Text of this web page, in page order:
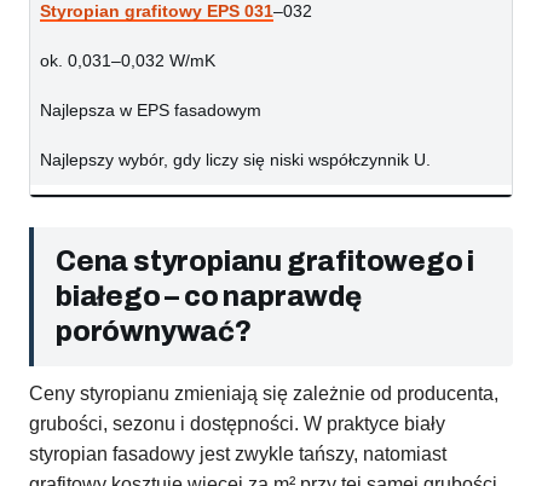
Styropian grafitowy EPS 031–032
ok. 0,031–0,032 W/mK
Najlepsza w EPS fasadowym
Najlepszy wybór, gdy liczy się niski współczynnik U.
Cena styropianu grafitowego i
białego – co naprawdę
porównywać?
Ceny styropianu zmieniają się zależnie od producenta,
grubości, sezonu i dostępności. W praktyce biały
styropian fasadowy jest zwykle tańszy, natomiast